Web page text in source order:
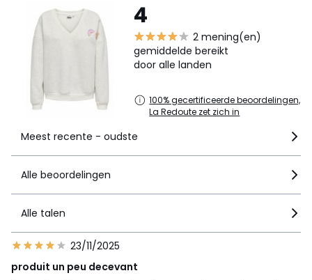
4
2 mening(en)
gemiddelde bereikt
door alle landen
100% gecertificeerde beoordelingen,
La Redoute zet zich in
Meest recente - oudste
Alle beoordelingen
Alle talen
23/11/2025
produit un peu decevant